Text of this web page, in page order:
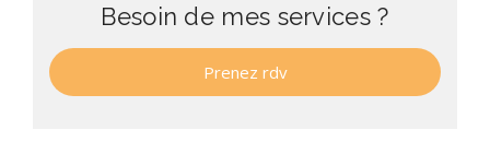
Besoin de mes services ?
Prenez rdv